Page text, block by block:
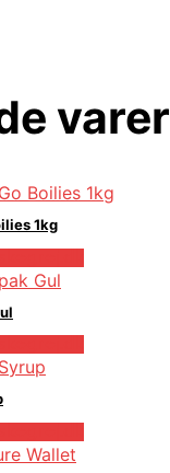
varer
1kg